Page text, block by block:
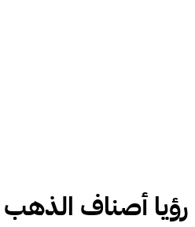
رؤيا أصناف